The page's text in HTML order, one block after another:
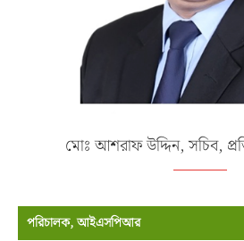
মোঃ আশরাফ উদ্দিন, সচিব,
পরিচালক, আইএসপিআর